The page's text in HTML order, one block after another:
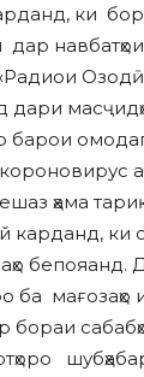
ки
дари
барои
ҳама
карданд,
бепояанд.
ба